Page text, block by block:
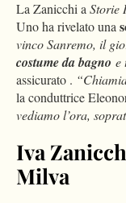
La Zanicchi a Storie
Uno ha rivelato una
vinco Sanremo, il
costume da bagno e
assicurato . “
la conduttrice
vediamo l’ora,
Iva
Milva